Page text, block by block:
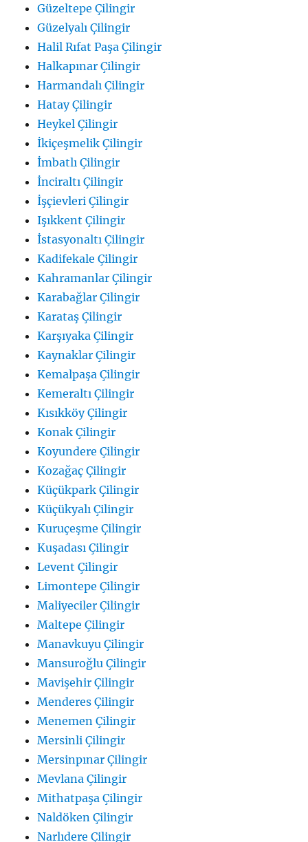
Güzeltepe Çilingir
Güzelyalı Çilingir
Halil Rıfat Paşa Çilingir
Halkapınar Çilingir
Harmandalı Çilingir
Hatay Çilingir
Heykel Çilingir
İkiçeşmelik Çilingir
İmbatlı Çilingir
İnciraltı Çilingir
İşçievleri Çilingir
Işıkkent Çilingir
İstasyonaltı Çilingir
Kadifekale Çilingir
Kahramanlar Çilingir
Karabağlar Çilingir
Karataş Çilingir
Karşıyaka Çilingir
Kaynaklar Çilingir
Kemalpaşa Çilingir
Kemeraltı Çilingir
Kısıkköy Çilingir
Konak Çilingir
Koyundere Çilingir
Kozağaç Çilingir
Küçükpark Çilingir
Küçükyalı Çilingir
Kuruçeşme Çilingir
Kuşadası Çilingir
Levent Çilingir
Limontepe Çilingir
Maliyeciler Çilingir
Maltepe Çilingir
Manavkuyu Çilingir
Mansuroğlu Çilingir
Mavişehir Çilingir
Menderes Çilingir
Menemen Çilingir
Mersinli Çilingir
Mersinpınar Çilingir
Mevlana Çilingir
Mithatpaşa Çilingir
Naldöken Çilingir
Narlıdere Çilingir